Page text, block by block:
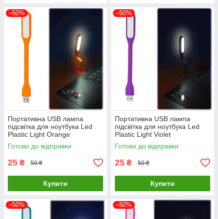
–50%
Портативна USB лампа
підсвітка для ноутбука Led
Plastic Light Orange
Готово до відправки
25 ₴ 50 ₴
Купити
–50%
Портативна USB лампа
підсвітка для ноутбука Led
Plastic Light Violet
Готово до відправки
25 ₴ 50 ₴
Купити
–50% –50%